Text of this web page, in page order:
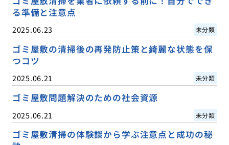
る準備と注意点
2025.06.23 未分類
ゴミ屋敷の清掃後の再発防止策と綺麗な状態を保
つコツ
2025.06.21 未分類
ゴミ屋敷問題解決のための社会資源
2025.06.21 未分類
ゴミ屋敷清掃の体験談から学ぶ注意点と成功の秘